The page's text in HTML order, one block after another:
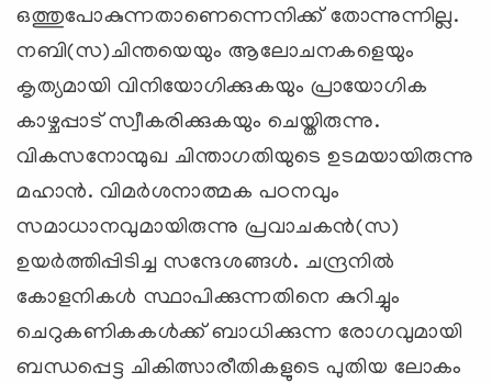
ഒത്തുപോകുന്നതാണെന്നെനിക്ക് തോന്നുന്നില്ല.
നബി(സ)ചിന്തയെയും ആലോചനകളെയും
കൃത്യമായി വിനിയോഗിക്കുകയും പ്രായോഗിക
കാഴ്ചപ്പാട് സ്വീകരിക്കുകയും ചെയ്തിരുന്നു.
വികസനോന്മുഖ ചിന്താഗതിയുടെ ഉടമയായിരുന്നു
മഹാന്‍. വിമര്‍ശനാത്മക പഠനവും
സമാധാനവുമായിരുന്നു പ്രവാചകന്‍(സ)
ഉയര്‍ത്തിപ്പിടിച്ച സന്ദേശങ്ങള്‍. ചന്ദ്രനില്‍
കോളനികള്‍ സ്ഥാപിക്കുന്നതിനെ കുറിച്ചും
ചെറുകണികകള്‍ക്ക് ബാധിക്കുന്ന രോഗവുമായി
ബന്ധപ്പെട്ട ചികിത്സാരീതികളുടെ പുതിയ ലോകം